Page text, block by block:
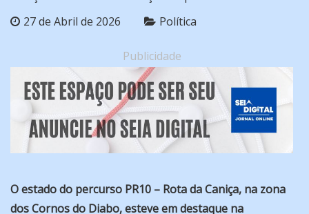
27 de Abril de 2026 Política
Publicidade
O estado do percurso PR10 – Rota da Caniça, na zona
dos Cornos do Diabo, esteve em destaque na